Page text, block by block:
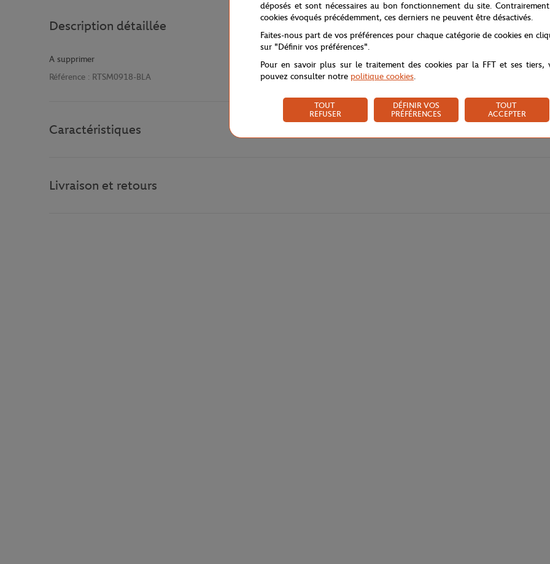
Description détaillée
A supprimer
Référence : RTSM0918-BLA
Caractéristiques
Livraison et retours
déposés et sont nécessaires au bon fonctionnement du site.
cookies évoqués précédemment, ces derniers ne peuvent être désactivés.
Faites-nous part de vos préférences pour chaque catégorie de cookies en
sur "Définir vos préférences".
Pour en savoir plus sur le traitement des cookies par la FFT et ses tiers,
pouvez consulter notre politique cookies.
TOUT
REFUSER
DÉFINIR VOS
PRÉFÉRENCES
TOUT
ACCEPTER